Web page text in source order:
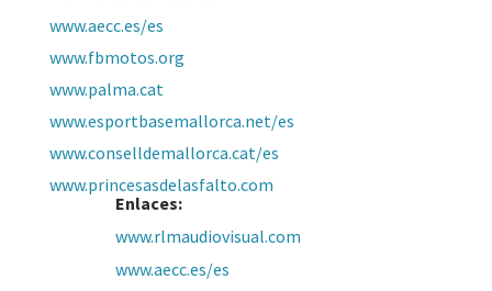
www.aecc.es/es
www.fbmotos.org
www.palma.cat
www.esportbasemallorca.net/es
www.conselldemallorca.cat/es
www.princesasdelasfalto.com
Enlaces:
www.rlmaudiovisual.com
www.aecc.es/es